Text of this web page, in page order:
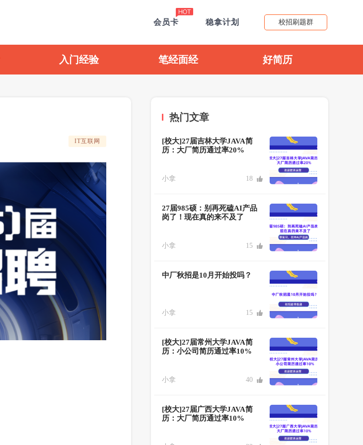
会员卡 稳拿计划 校招刷题群
入门经验 笔经面经 好简历
IT互联网
热门文章
[校大]27届吉林大学JAVA简
历：大厂简历通过率20%
小拿 18
27届985硕：别再死磕AI产品
岗了！现在真的来不及了
小拿 15
中厂秋招是10月开始投吗？
小拿 15
[校大]27届常州大学JAVA简
历：小公司简历通过率10%
小拿 40
[校大]27届广西大学JAVA简
历：大厂简历通过率10%